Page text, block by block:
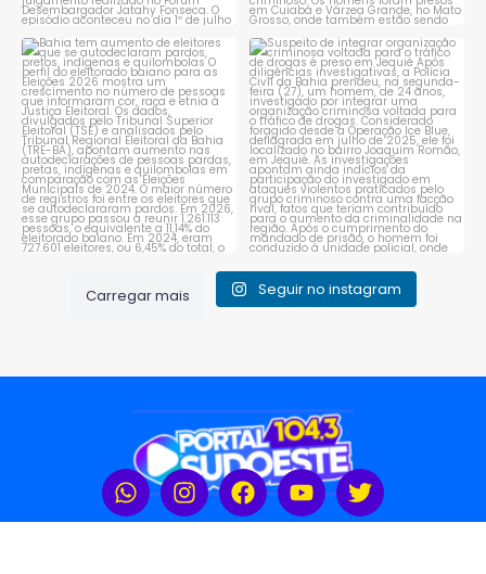
Bahia tem aumento de eleitores
que se autodeclaram...
1 0
Suspeito de integrar
organização criminosa
voltada...
1 0
Carregar mais Seguir no instagram